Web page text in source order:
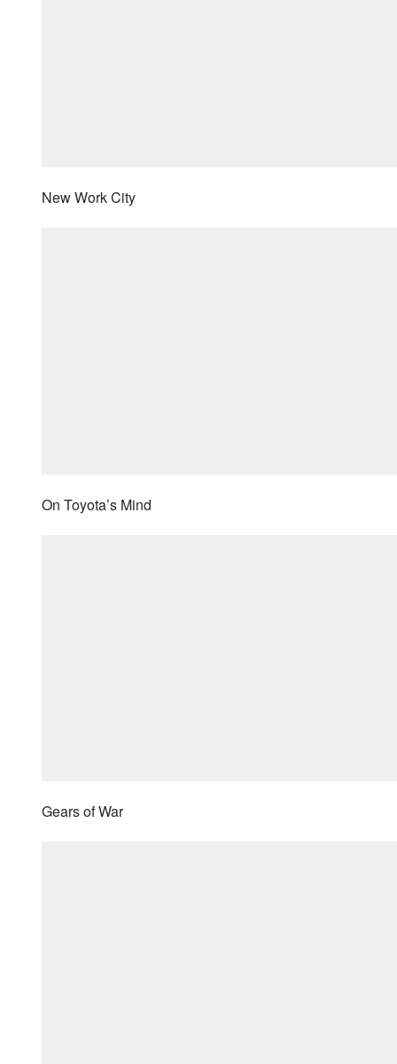
New Work City
On Toyota’s Mind
Gears of War